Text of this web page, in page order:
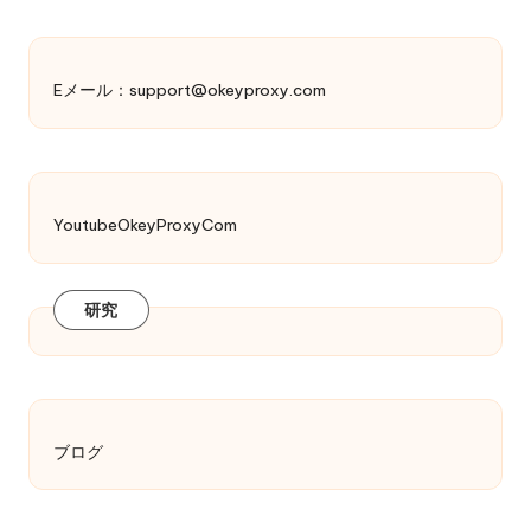
Eメール： support@okeyproxy.com
YoutubeOkeyProxyCom
研究
ブログ